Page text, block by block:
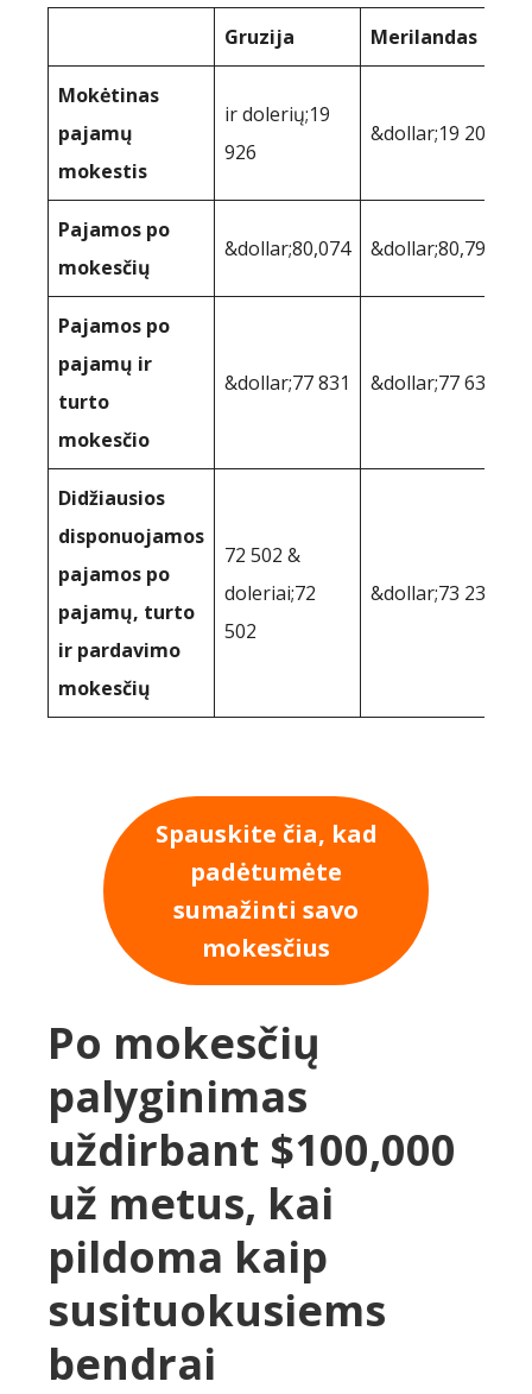
Gruzija Merilandas
Mokėtinas
pajamų
mokestis
ir dolerių;19
926
&dollar;19 202
Pajamos po
mokesčių
&dollar;80,074 &dollar;80,798
Pajamos po
pajamų ir
turto
mokesčio
&dollar;77 831 &dollar;77 632
Didžiausios
disponuojamos
pajamos po
pajamų, turto
ir pardavimo
mokesčių
72 502 &
doleriai;72
502
&dollar;73 237
Spauskite čia, kad
padėtumėte
sumažinti savo
mokesčius
Po mokesčių
palyginimas
uždirbant $100,000
už metus, kai
pildoma kaip
susituokusiems
bendrai